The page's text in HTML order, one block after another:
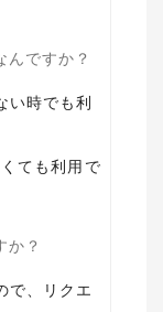
んですか？
い時でも利
ても利用で
か？
で、リクエ